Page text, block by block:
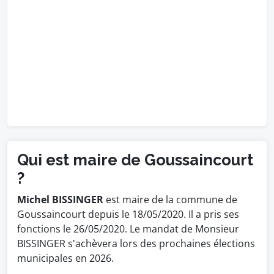
Qui est maire de Goussaincourt
?
Michel BISSINGER est maire de la commune de
Goussaincourt depuis le 18/05/2020. Il a pris ses
fonctions le 26/05/2020. Le mandat de Monsieur
BISSINGER s'achèvera lors des prochaines élections
municipales en 2026.